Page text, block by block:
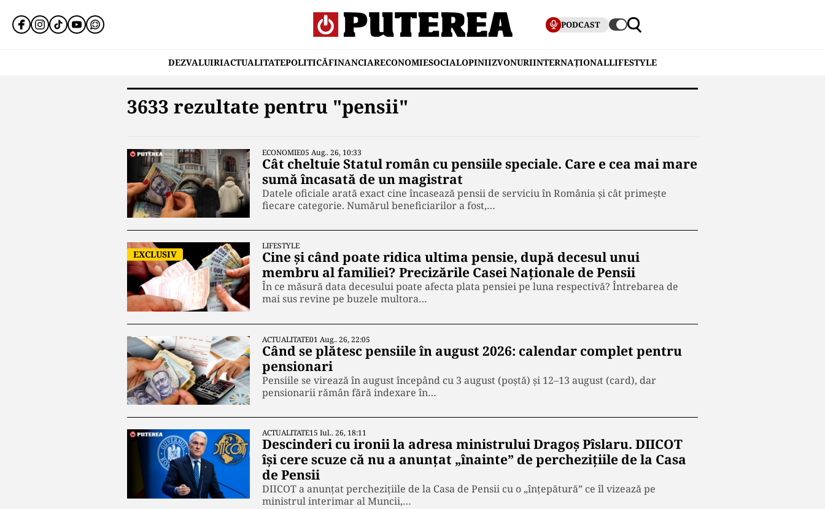
PODCAST
DEZVALUIRIACTUALITATEPOLITICĂFINANCIARECONOMIESOCIALOPINIIZVONURIINTERNAȚIONALLIFESTYLE
3633 rezultate pentru "pensii"
ECONOMIE05 Aug.. 26, 10:33
Cât cheltuie Statul român cu pensiile speciale. Care e cea mai mare
sumă încasată de un magistrat
Datele oficiale arată exact cine încasează pensii de serviciu în România și cât primește
fiecare categorie. Numărul beneficiarilor a fost,…
EXCLUSIV
LIFESTYLE
Cine și când poate ridica ultima pensie, după decesul unui
membru al familiei? Precizările Casei Naționale de Pensii
În ce măsură data decesului poate afecta plata pensiei pe luna respectivă? Întrebarea de
mai sus revine pe buzele multora…
ACTUALITATE01 Aug.. 26, 22:05
Când se plătesc pensiile în august 2026: calendar complet pentru
pensionari
Pensiile se virează în august începând cu 3 august (poștă) și 12–13 august (card), dar
pensionarii rămân fără indexare în…
ACTUALITATE15 Iul.. 26, 18:11
Descinderi cu ironii la adresa ministrului Dragoș Pîslaru. DIICOT
își cere scuze că nu a anunțat „înainte” de perchezițiile de la Casa
de Pensii
DIICOT a anunțat perchezițiile de la Casa de Pensii cu o „înțepătură” ce îl vizează pe
ministrul interimar al Muncii,…